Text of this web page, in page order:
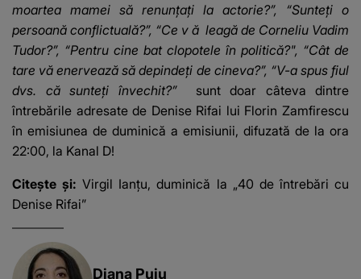
moartea mamei să renunțați la actorie?”, “Sunteți o
persoană conflictuală?”, “Ce v ă leagă de Corneliu Vadim
Tudor?”, “Pentru cine bat clopotele în politică?", “Cât de
tare vă enervează să depindeți de cineva?”, “V-a spus fiul
dvs. că sunteți învechit?”
sunt doar câteva dintre
întrebările adresate de Denise Rifai lui Florin Zamfirescu
în emisiunea de duminică a emisiunii, difuzată de la ora
22:00, la Kanal D!
Citește și:Virgil Ianțu, duminică la „40 de întrebări cu
Denise Rifai”
Diana Puiu